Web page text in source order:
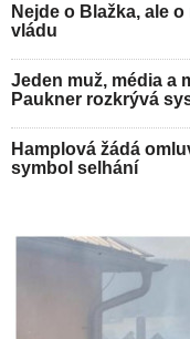
Nejde o Blažka, ale
vládu
Jeden muž, média a
Paukner rozkrývá
Hamplová žádá
symbol selhání